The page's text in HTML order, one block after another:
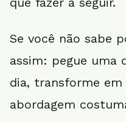
Se você não sabe
assim: pegue uma
dia, transforme em
abordagem